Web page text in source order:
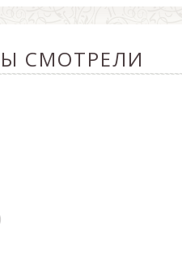
СМОТРЕЛИ